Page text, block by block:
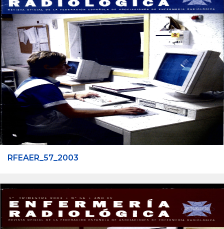
RFEAER_57_2003